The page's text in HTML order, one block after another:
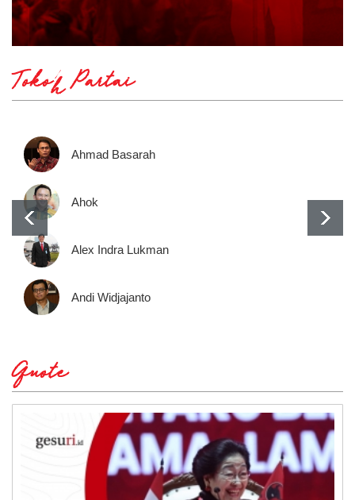
Tokoh Partai
Ahmad Basarah
Ahok
Alex Indra Lukman
Andi Widjajanto
Quote